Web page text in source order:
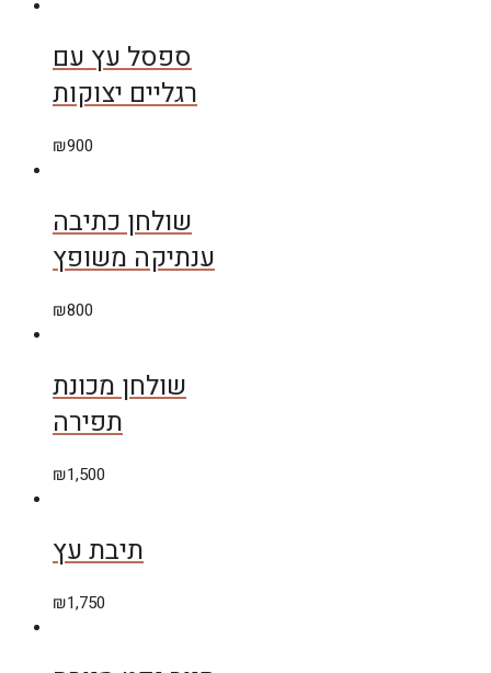
ספסל עץ עם
רגליים יצוקות
₪900
שולחן כתיבה
ענתיקה משופץ
₪800
שולחן מכונת
תפירה
₪1,500
תיבת עץ
₪1,750